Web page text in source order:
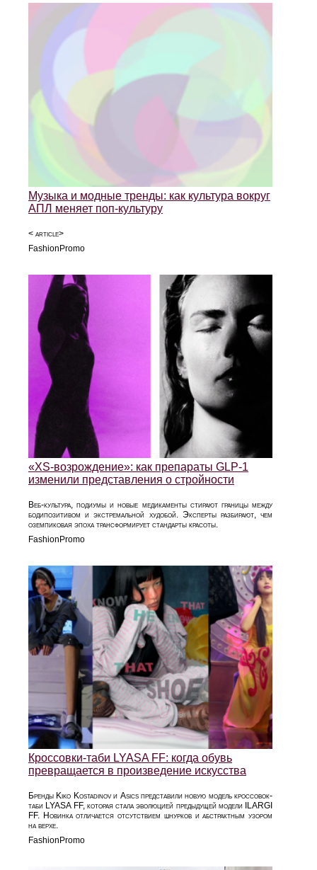
Музыка и модные тренды: как культура вокруг
АПЛ меняет поп-культуру
< article>
FashionPromo
«XS‑возрождение»: как препараты GLP‑1
изменили представления о стройности
Веб‑культура, подиумы и новые медикаменты стирают границы между
бодипозитивом и экстремальной худобой. Эксперты разбирают, чем
оземпиковая эпоха трансформирует стандарты красоты.
FashionPromo
Кроссовки-таби LYASA FF: когда обувь
превращается в произведение искусства
Бренды Kiko Kostadinov и Asics представили новую модель кроссовок-
таби LYASA FF, которая стала эволюцией предыдущей модели ILARGI
FF. Новинка отличается отсутствием шнурков и абстрактным узором
на верхе.
FashionPromo